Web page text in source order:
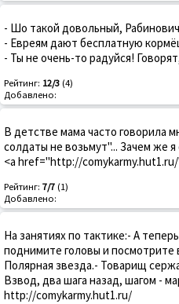
- Шо такой довольный,
- Евреям дают бесплатную
- Ты не очень-то радуйся!
Рейтинг: 12/3 (4)
Добавлено:
В детстве мама часто говорила
солдаты не возьмут"... Зачем же я
<a href="http://
Рейтинг: 7/7 (1)
Добавлено:
На занятиях по тактике:- А
поднимите головы и посмотрите
Полярная звезда.- Товарищ
Взвод, два шага назад, шагом -
http://comykarmy.hut1.ru/